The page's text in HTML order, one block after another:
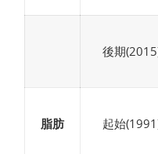
後期
脂肪 起始